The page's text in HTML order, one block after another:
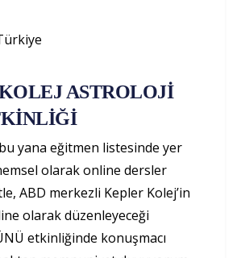
ASTROLOJİ
bu yana eğitmen listesinde yer
olarak online dersler
ABD merkezli Kepler Kolej’in
olarak düzenleyeceği
etkinliğinde konuşmacı